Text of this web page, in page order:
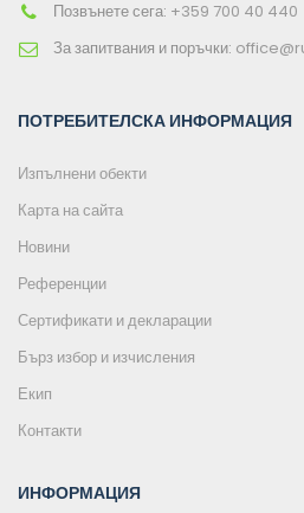
Позвънете сега: +359 700 40 440
За запитвания и поръчки:
ПОТРЕБИТЕЛСКА ИНФОРМАЦИЯ
Изпълнени обекти
Карта на сайта
Новини
Референции
Сертификати и декларации
Бърз избор и изчисления
Екип
Контакти
ИНФОРМАЦИЯ